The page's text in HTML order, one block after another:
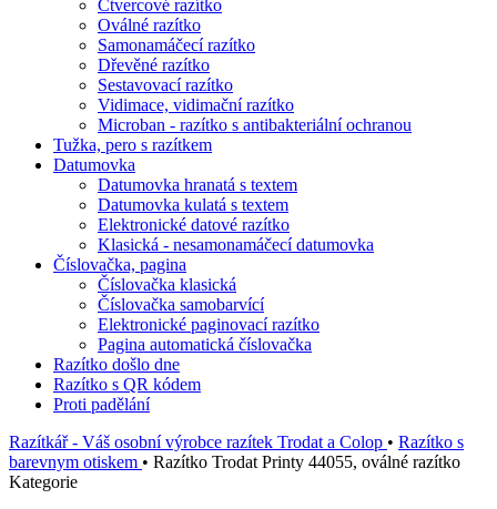
Čtvercové razítko
Oválné razítko
Samonamáčecí razítko
Dřevěné razítko
Sestavovací razítko
Vidimace, vidimační razítko
Microban - razítko s antibakteriální ochranou
Tužka, pero s razítkem
Datumovka
Datumovka hranatá s textem
Datumovka kulatá s textem
Elektronické datové razítko
Klasická - nesamonamáčecí datumovka
Číslovačka, pagina
Číslovačka klasická
Číslovačka samobarvící
Elektronické paginovací razítko
Pagina automatická číslovačka
Razítko došlo dne
Razítko s QR kódem
Proti padělání
Razítkář - Váš osobní výrobce razítek Trodat a Colop • Razítko s
barevnym otiskem • Razítko Trodat Printy 44055, oválné razítko
Kategorie